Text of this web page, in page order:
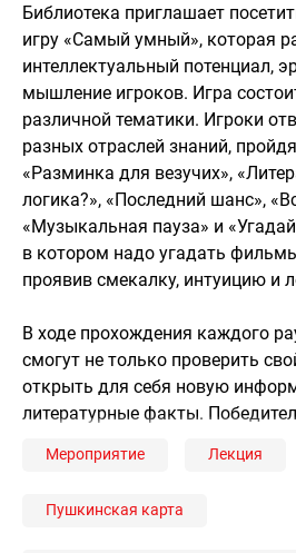
Библиотека приглашает
игру «Самый умный», которая
интеллектуальный потенциал,
мышление игроков. Игра
различной тематики. Игроки
разных отраслей знаний,
«Разминка для везучих»,
логика?», «Последний шанс»,
«Музыкальная пауза» и
в котором надо угадать
проявив смекалку, интуицию и
В ходе прохождения каждого
смогут не только проверить
открыть для себя новую
литературные факты.
Мероприятие Лекция
Пушкинская карта